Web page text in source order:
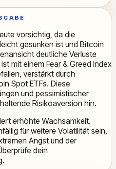
vorsichtig, da die
gesunken ist und Bitcoin
deutliche Verluste
mit einem Fear & Greed Index
verstärkt durch
Spot ETFs. Diese
und pessimistischer
Risikoaversion hin.
erhöhte Wachsamkeit.
für weitere Volatilität sein,
Angst und der
dein